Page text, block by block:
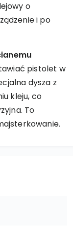
o
i po
pistolet w
dysza z
kleju, co
To